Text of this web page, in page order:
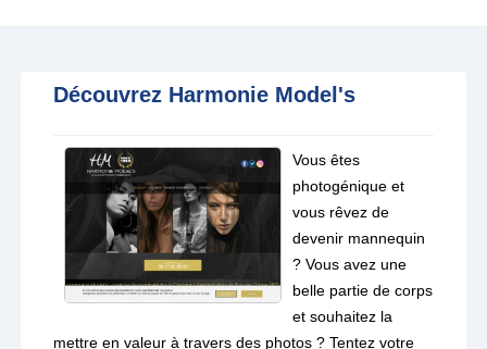
Découvrez Harmonie Model's
Vous êtes
photogénique et
vous rêvez de
devenir mannequin
? Vous avez une
belle partie de corps
et souhaitez la
mettre en valeur à travers des photos ? Tentez votre